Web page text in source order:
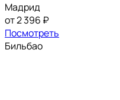
Мадрид
от 2 396 ₽
Посмотреть
Бильбао